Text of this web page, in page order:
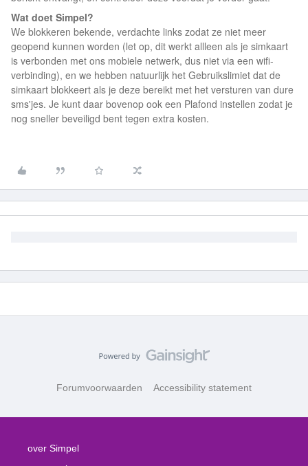
Wat doet Simpel?
We blokkeren bekende, verdachte links zodat ze niet meer
geopend kunnen worden (let op, dit werkt allleen als je simkaart
is verbonden met ons mobiele netwerk, dus niet via een wifi-
verbinding), en we hebben natuurlijk het Gebruikslimiet dat de
simkaart blokkeert als je deze bereikt met het versturen van dure
sms'jes. Je kunt daar bovenop ook een Plafond instellen zodat je
nog sneller beveiligd bent tegen extra kosten.
Forumvoorwaarden Accessibility statement
over Simpel